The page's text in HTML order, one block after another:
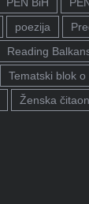
poezija
Reading
Tematski blok o
Ženska